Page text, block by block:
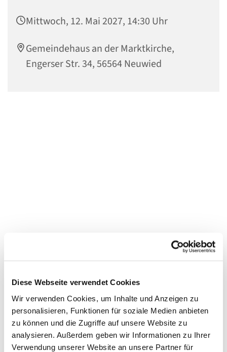
Diese Webseite verwendet Cookies
Wir verwenden Cookies, um Inhalte und Anzeigen zu
personalisieren, Funktionen für soziale Medien anbieten
zu können und die Zugriffe auf unsere Website zu
analysieren. Außerdem geben wir Informationen zu Ihrer
Verwendung unserer Website an unsere Partner für
Mittwoch, 12. Mai 2027, 14:30 Uhr
Gemeindehaus an der Marktkirche,
Engerser Str. 34, 56564 Neuwied
Dies könnte Sie auch interessieren